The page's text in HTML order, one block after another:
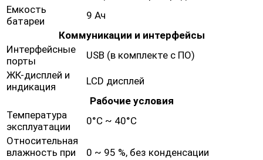
Емкость
батареи
9 Ач
Коммуникации и интерфейсы
Интерфейсные
порты
USB (в комплекте с ПО)
ЖК-дисплей и
индикация
LCD дисплей
Рабочие условия
Температура
эксплуатации
0°C ~ 40°C
Относительная
влажность при
0 ~ 95 %, без конденсации